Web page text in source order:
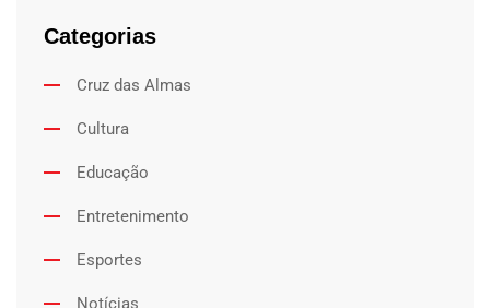
Categorias
Cruz das Almas
Cultura
Educação
Entretenimento
Esportes
Notícias